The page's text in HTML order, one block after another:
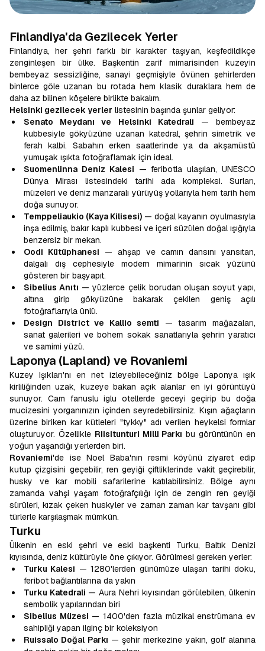
Finlandiya'da Gezilecek Yerler
Finlandiya, her şehri farklı bir karakter taşıyan, keşfedildikçe
zenginleşen bir ülke. Başkentin zarif mimarisinden kuzeyin
bembeyaz sessizliğine, sanayi geçmişiyle övünen şehirlerden
binlerce göle uzanan bu rotada hem klasik duraklara hem de
daha az bilinen köşelere birlikte bakalım.
Helsinki gezilecek yerler listesinin başında şunlar geliyor:
Senato Meydanı ve Helsinki Katedrali — bembeyaz
kubbesiyle gökyüzüne uzanan katedral, şehrin simetrik ve
ferah kalbi. Sabahın erken saatlerinde ya da akşamüstü
yumuşak ışıkta fotoğraflamak için ideal.
Suomenlinna Deniz Kalesi — feribotla ulaşılan, UNESCO
Dünya Mirası listesindeki tarihi ada kompleksi. Surları,
müzeleri ve deniz manzaralı yürüyüş yollarıyla hem tarih hem
doğa sunuyor.
Temppeliaukio (Kaya Kilisesi) — doğal kayanın oyulmasıyla
inşa edilmiş, bakır kaplı kubbesi ve içeri süzülen doğal ışığıyla
benzersiz bir mekan.
Oodi Kütüphanesi — ahşap ve camın dansını yansıtan,
dalgalı dış cephesiyle modern mimarinin sıcak yüzünü
gösteren bir başyapıt.
Sibelius Anıtı — yüzlerce çelik borudan oluşan soyut yapı,
altına girip gökyüzüne bakarak çekilen geniş açılı
fotoğraflarıyla ünlü.
Design District ve Kallio semti — tasarım mağazaları,
sanat galerileri ve bohem sokak sanatlarıyla şehrin yaratıcı
ve samimi yüzü.
Laponya (Lapland) ve Rovaniemi
Kuzey Işıkları'nı en net izleyebileceğiniz bölge Laponya ışık
kirliliğinden uzak, kuzeye bakan açık alanlar en iyi görüntüyü
sunuyor. Cam fanuslu iglu otellerde geceyi geçirip bu doğa
mucizesini yorganınızın içinden seyredebilirsiniz. Kışın ağaçların
üzerine biriken kar kütleleri "tykky" adı verilen heykelsi formlar
oluşturuyor. Özellikle Riisitunturi Milli Parkı bu görüntünün en
yoğun yaşandığı yerlerden biri.
Rovaniemi'de ise Noel Baba'nın resmi köyünü ziyaret edip
kutup çizgisini geçebilir, ren geyiği çiftliklerinde vakit geçirebilir,
husky ve kar mobili safarilerine katılabilirsiniz. Bölge aynı
zamanda vahşi yaşam fotoğrafçılığı için de zengin ren geyiği
sürüleri, kızak çeken huskyler ve zaman zaman kar tavşanı gibi
türlerle karşılaşmak mümkün.
Turku
Ülkenin en eski şehri ve eski başkenti Turku, Baltık Denizi
kıyısında, deniz kültürüyle öne çıkıyor. Görülmesi gereken yerler:
Turku Kalesi — 1280'lerden günümüze ulaşan tarihi doku,
feribot bağlantılarına da yakın
Turku Katedrali — Aura Nehri kıyısından görülebilen, ülkenin
sembolik yapılarından biri
Sibelius Müzesi — 1400'den fazla müzikal enstrümana ev
sahipliği yapan ilginç bir koleksiyon
Ruissalo Doğal Parkı — şehir merkezine yakın, golf alanına